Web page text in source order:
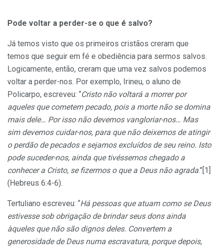
Pode voltar a perder-se o que é salvo?
Já temos visto que os primeiros cristãos creram que
temos que seguir em fé e obediência para sermos salvos.
Logicamente, então, creram que uma vez salvos podemos
voltar a perder-nos. Por exemplo, Irineu, o aluno de
Policarpo, escreveu: “Cristo não voltará a morrer por
aqueles que cometem pecado, pois a morte não se domina
mais dele… Por isso não devemos vangloriar-nos… Mas
sim devemos cuidar-nos, para que não deixemos de atingir
o perdão de pecados e sejamos excluídos de seu reino. Isto
pode suceder-nos, ainda que tivéssemos chegado a
conhecer a Cristo, se fizermos o que a Deus não agrada.”[1]
(Hebreus 6:4-6).
Tertuliano escreveu: “Há pessoas que atuam como se Deus
estivesse sob obrigação de brindar seus dons ainda
àqueles que não são dignos deles. Convertem a
generosidade de Deus numa escravatura, porque depois,